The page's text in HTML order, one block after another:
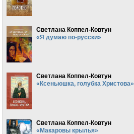
Светлана Коппел-Ковтун
«Я думаю по-русски»
Светлана Коппел-Ковтун
«Ксеньюшка, голубка Христова»
Светлана Коппел-Ковтун
«Макаровы крылья»